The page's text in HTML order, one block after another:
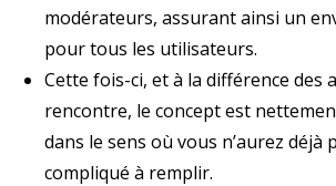
modérateurs, assurant ainsi un
pour tous les utilisateurs.
Cette fois-ci, et à la différence des
rencontre, le concept est
dans le sens où vous n’aurez déjà
compliqué à remplir.